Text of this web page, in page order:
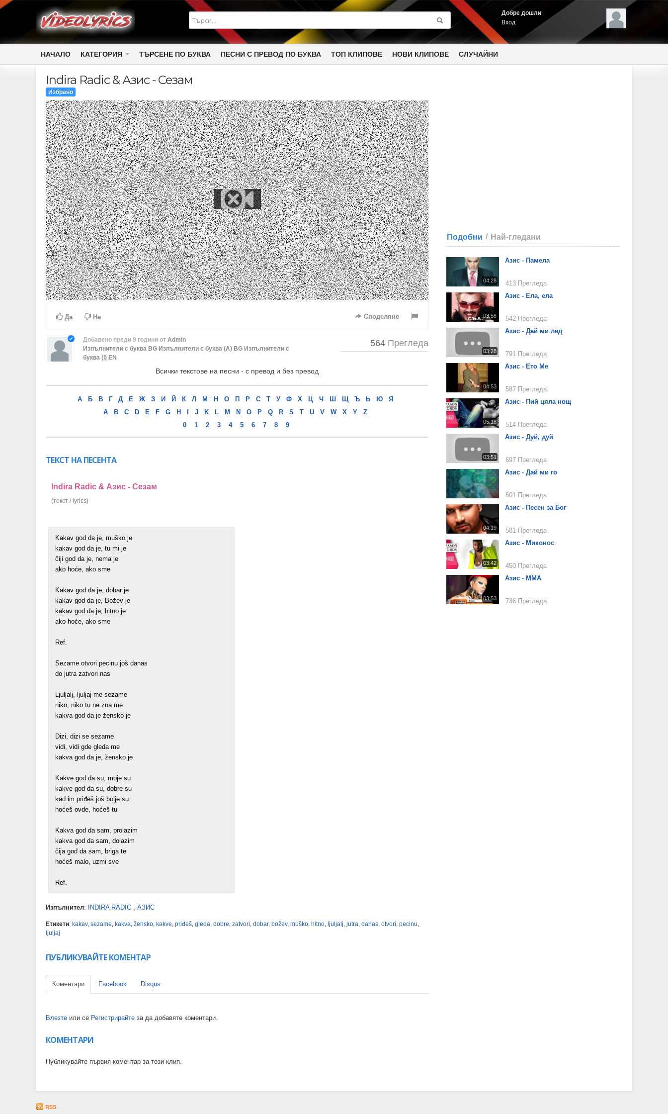
Добре дошли
Вход
НАЧАЛО КАТЕГОРИЯ ТЪРСЕНЕ ПО БУКВА ПЕСНИ С ПРЕВОД ПО БУКВА ТОП КЛИПОВЕ НОВИ КЛИПОВЕ СЛУЧАЙНИ
Indira Radic & Азис - Сезам
Избрано
Да Не Споделяне
Добавено преди 9 годиниот Admin
Изпълнители с буква BG Изпълнители с буква (А) BG Изпълнители с
буква (I) EN
564 Прегледа
Всички текстове на песни - с превод и без превод
А Б В Г Д Е Ж З И Й К Л М Н О П Р С Т У Ф Х Ц Ч Ш Щ Ъ Ь Ю
Я
A
B C D E F G H J K L M N O P Q R S T U V W X Y
Z
0
1 2 3 4 5 6 7 8 9
ТЕКСТ НА ПЕСЕНТА
Indira Radic & Азис - Сезам
(текст / lyrics)
Kakav god da je, muško je
kakav god da je, tu mi je
čiji god da je, nema je
ako hoće, ako sme
Kakav god da je, dobar je
kakav god da je, Božev je
kakav god da je, hitno je
ako hoće, ako sme
Ref.
Sezame otvori pecinu još danas
do jutra zatvori nas
Ljuljalj, ljuljaj me sezame
niko, niko tu ne zna me
kakva god da je žensko je
Dizi, dizi se sezame
vidi, vidi gde gleda me
kakva god da je, žensko je
Kakve god da su, moje su
kakve god da su, dobre su
kad im priđeš još bolje su
hoćeš ovde, hoćeš tu
Kakva god da sam, prolazim
kakva god da sam, dolazim
čija god da sam, briga te
hoćeš malo, uzmi sve
Ref.
Изпълнител: INDIRA RADIC , АЗИС
Етикети: kakav, sezame kakva žensko kakve priđeš gleda dobre zatvori dobar, božev, muško hitno ljuljalj jutra danas otvori pecinu
ljuljaj
ПУБЛИКУВАЙТЕ КОМЕНТАР
Коментари Facebook Disqus
Влезте или се Регистрирайте за да добавяте коментари.
КОМЕНТАРИ
Публикувайте първия коментар за този клип.
Подобни / Най-гледани
04:28
Азис - Памела
413 Прегледа
03:58
Азис - Ела, ела
542 Прегледа
03:28
Азис - Дай ми лед
791 Прегледа
04:53
Азис - Ето Ме
587 Прегледа
05:18
Азис - Пий цяла нощ
514 Прегледа
03:51
Азис - Дуй, дуй
697 Прегледа
Азис - Дай ми го
601 Прегледа
04:19
Азис - Песен за Бог
581 Прегледа
03:42
Азис - Миконос
450 Прегледа
03:53
Азис - ММА
736 Прегледа
RSS